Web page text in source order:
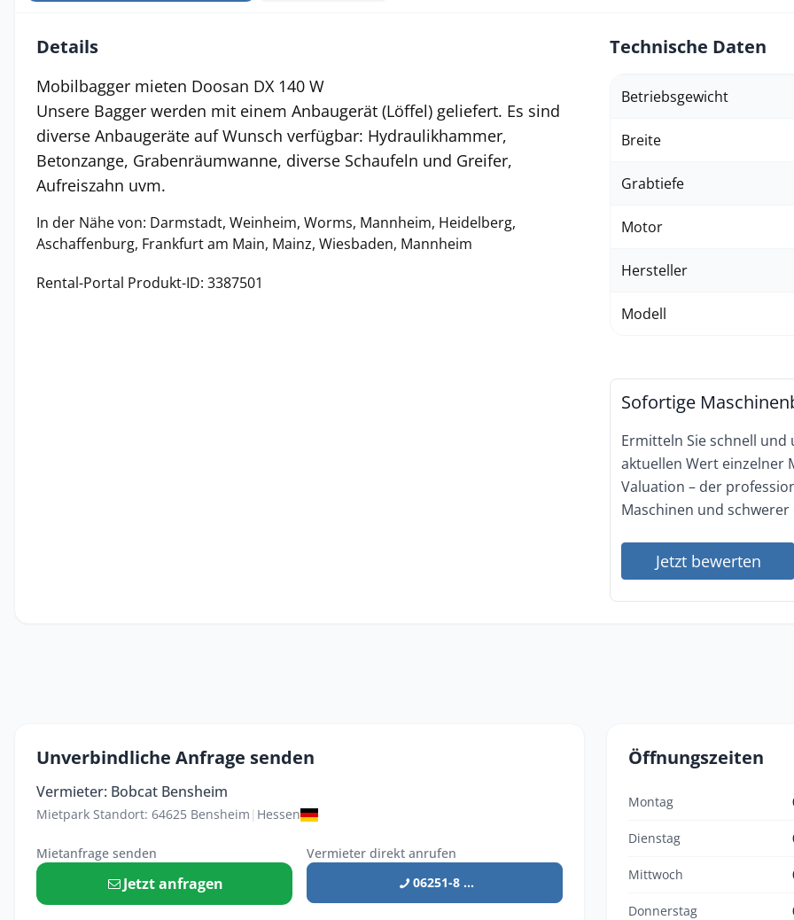
Details
Mobilbagger mieten Doosan DX 140 W
Unsere Bagger werden mit einem Anbaugerät (Löffel) geliefert. Es sind
diverse Anbaugeräte auf Wunsch verfügbar: Hydraulikhammer,
Betonzange, Grabenräumwanne, diverse Schaufeln und Greifer,
Aufreiszahn uvm.
In der Nähe von: Darmstadt, Weinheim, Worms, Mannheim, Heidelberg,
Aschaffenburg, Frankfurt am Main, Mainz, Wiesbaden, Mannheim
Rental-Portal Produkt-ID: 3387501
Technische Daten
Betriebsgewicht
Breite
Grabtiefe
Motor
Hersteller
Modell
Sofortige
Ermitteln Sie schnell
aktuellen Wert einzelner
Valuation – der
Maschinen und schwerer
Jetzt bewerten
Unverbindliche Anfrage senden
Vermieter: Bobcat Bensheim
Mietpark Standort: 64625 Bensheim | Hessen
Mietanfrage senden
Jetzt anfragen
Vermieter direkt anrufen
06251-8 ...
Öffnungszeiten
Montag
Dienstag
Mittwoch
Donnerstag